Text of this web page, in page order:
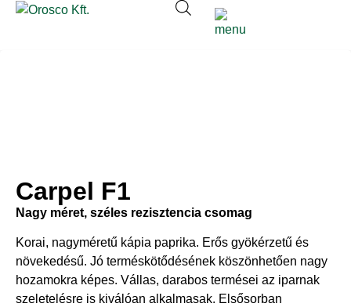
Carpel F1
Nagy méret, széles rezisztencia csomag
Korai, nagyméretű kápia paprika. Erős gyökérzetű és
növekedésű. Jó terméskötődésének köszönhetően nagy
hozamokra képes. Vállas, darabos termései az iparnak
szeletelésre is kiválóan alkalmasak. Elsősorban